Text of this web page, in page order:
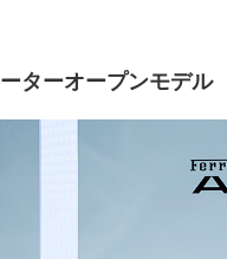
ターオープンモデル